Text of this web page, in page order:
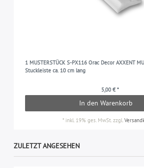
1 MUSTERSTÜCK S-PX116 Orac Decor AXXENT
Stuckleiste ca. 10 cm lang
5,00 € *
In den Warenkorb
* inkl. 19% ges. MwSt. zzgl.
ZULETZT ANGESEHEN